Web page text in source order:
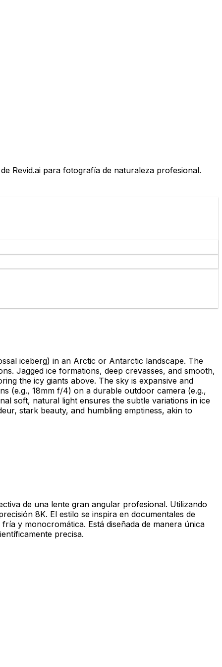
Revid.ai para fotografía de naturaleza profesional.
iceberg) in an Arctic or Antarctic landscape. The
Jagged ice formations, deep crevasses, and smooth,
the icy giants above. The sky is expansive and
(e.g., 18mm f/4) on a durable outdoor camera (e.g.,
soft, natural light ensures the subtle variations in ice
stark beauty, and humbling emptiness, akin to
de una lente gran angular profesional. Utilizando
8K. El estilo se inspira en documentales de
y monocromática. Está diseñada de manera única
precisa.